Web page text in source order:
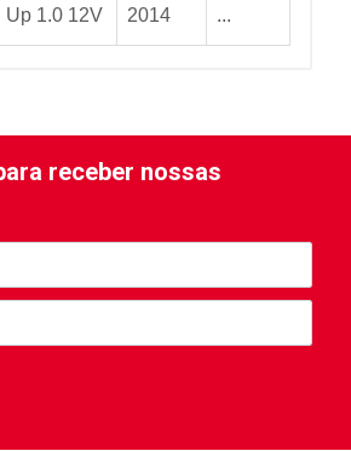
Up 1.0 12V 2014 ...
receber nossas